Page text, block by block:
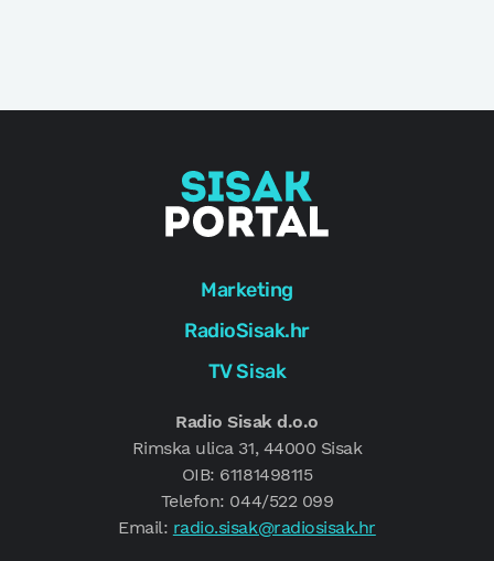
Marketing
RadioSisak.hr
TV Sisak
Radio Sisak d.o.o
Rimska ulica 31, 44000 Sisak
OIB: 61181498115
Telefon: 044/522 099
Email: radio.sisak@radiosisak.hr